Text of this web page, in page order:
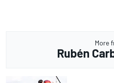
More
Rubén